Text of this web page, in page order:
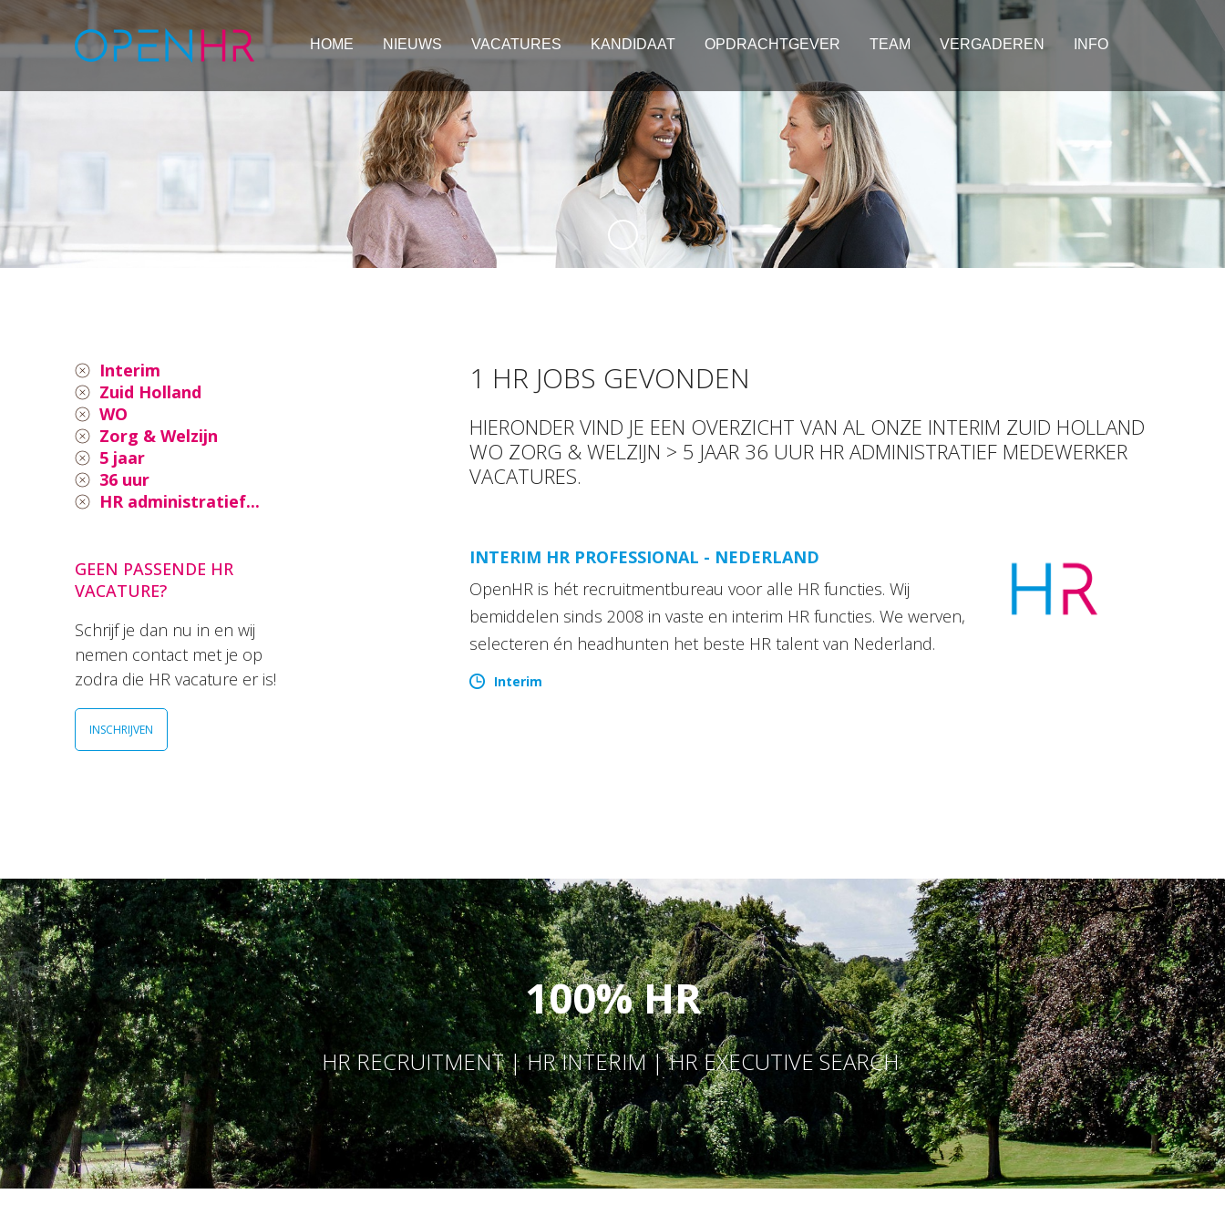
HOME NIEUWS VACATURES KANDIDAAT OPDRACHTGEVER TEAM VERGADEREN INFO
Interim
Zuid Holland
WO
Zorg & Welzijn
5 jaar
36 uur
HR administratief...
GEEN PASSENDE HR
VACATURE?
Schrijf je dan nu in en wij
nemen contact met je op
zodra die HR vacature er is!
INSCHRIJVEN
1 HR JOBS GEVONDEN
HIERONDER VIND JE EEN OVERZICHT VAN AL ONZE INTERIM ZUID HOLLAND
WO ZORG & WELZIJN > 5 JAAR 36 UUR HR ADMINISTRATIEF MEDEWERKER
VACATURES.
INTERIM HR PROFESSIONAL - NEDERLAND
OpenHR is hét recruitmentbureau voor alle HR functies. Wij
bemiddelen sinds 2008 in vaste en interim HR functies. We werven,
selecteren én headhunten het beste HR talent van Nederland.
Interim
100% HR
HR RECRUITMENT | HR INTERIM | HR EXECUTIVE SEARCH